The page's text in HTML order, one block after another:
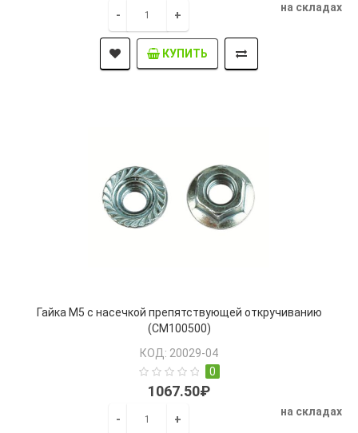
- +
на складах
КУПИТЬ
Гайка М5 с насечкой препятствующей откручиванию
(CM100500)
КОД: 20029-04
0
1067.50₽
- +
на складах